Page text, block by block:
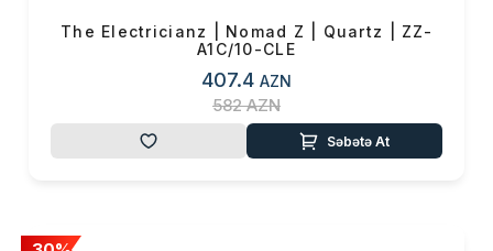
The Electricianz | Nomad Z | Quartz | ZZ-
A1C/10-CLE
407.4 AZN
582AZN
Səbətə At